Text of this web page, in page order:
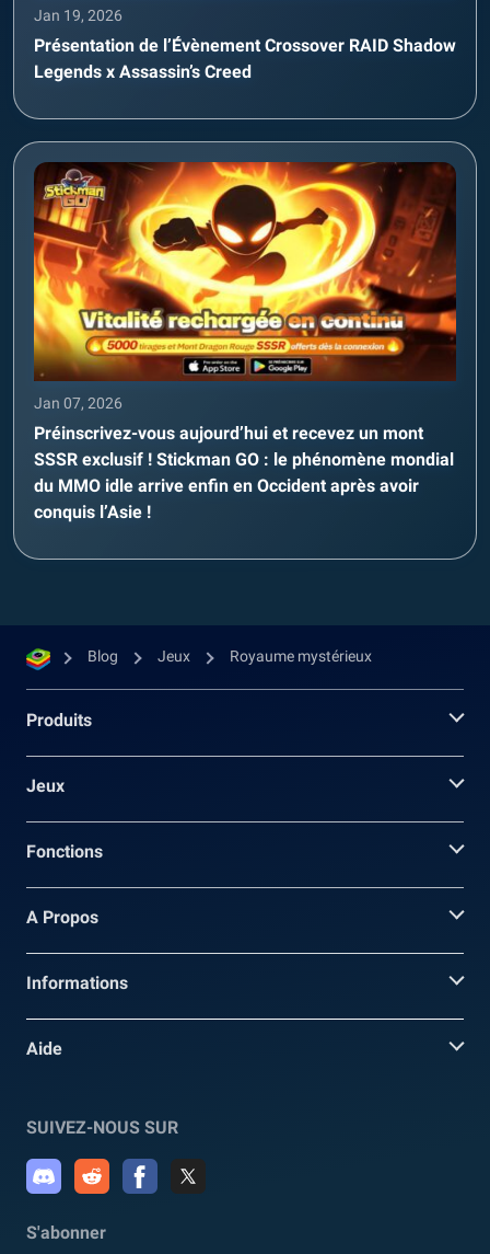
Jan 19, 2026
Présentation de l’Évènement Crossover RAID Shadow
Legends x Assassin’s Creed
Jan 07, 2026
Préinscrivez-vous aujourd’hui et recevez un mont
SSSR exclusif ! Stickman GO : le phénomène mondial
du MMO idle arrive enfin en Occident après avoir
conquis l’Asie !
Blog Jeux Royaume mystérieux
Produits
Jeux
Fonctions
A Propos
Informations
Aide
SUIVEZ-NOUS SUR
S'abonner